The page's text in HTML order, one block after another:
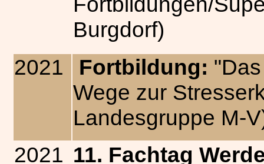
Burgdorf)
2021
Fortbildung:
Wege zur
Landesgruppe M-
2021 11. Fachtag